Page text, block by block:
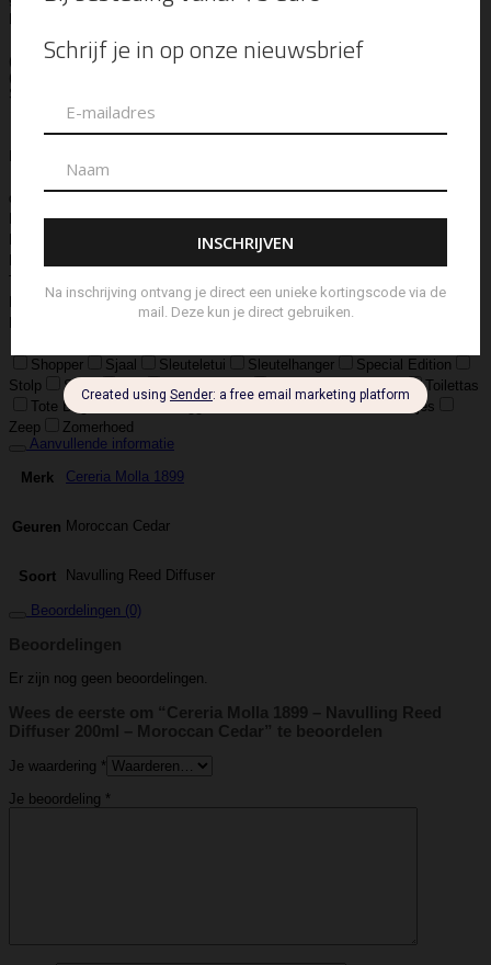
Leather
Acetaat
Buffelhoorn Gold Filled
(30 micron)
Parelmoer Teddy Zwaar Verzilverd
(15 micron)
Soort
Accessoires
Armband
Avondtasje
Bandana Beanie Bedel Belt
Big Bag
Bowlingtas
Clutch
Creditcard Houder
de Parfum
Enkelbandje Enveloptas Etherische Olie
Etui
Fiber Sticks
Geurkaars Geurkaart Hand- & Bodylotion
Hand- &
Bodywash
Handtas Hanger
Hoedje
Tasje
Navulling Reed Diffuser
Oorbel Portemonnee Pouch Bag
Reed
Diffuser
Ring Rugtas Rugzak Sample Kit
Shopper
Sjaal Sleuteletui Sleutelhanger
Special Edition
Stolp
Strap Tas Telefoontasje Textiel & Roomspray
Toilettas
Tote Bag
Trigger
Wierookstokjes
Zeep
Zomerhoed
Aanvullende informatie
Merk Cereria Molla 1899
Geuren Moroccan Cedar
Soort Navulling Reed Diffuser
Beoordelingen (0)
Beoordelingen
Er zijn nog geen beoordelingen.
Wees de eerste om “Cereria Molla 1899 – Navulling Reed
Diffuser 200ml – Moroccan Cedar” te beoordelen
Je waardering *
Je beoordeling *